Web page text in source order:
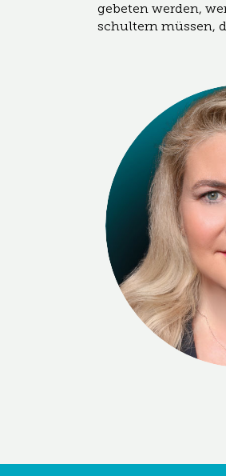
gebeten werden,
schultern müssen,